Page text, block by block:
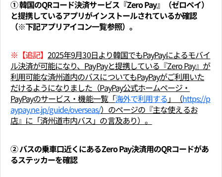
① 韓国のQRコード決済サービス『Zero Pay』（ゼロペイ）
と提携しているアプリがインストールされているか確認
（※下記アプリアイコン一覧参照）。
※【追記】2025年9月30日より韓国でもPayPayによるモバイ
ル決済が可能になり、PayPayと提携している『Zero Pay』が
利用可能な済州道内のバスについてもPayPayがご利用いた
だけるようになりました（PayPay公式ホームページ・
PayPayのサービス・機能一覧「海外で利用する 」（https://p
aypay.ne.jp/guide/overseas/）のページの『主な使えるお
店』に「済州道市内バス」の言及あり）。
② バスの乗車口近くにあるZero Pay決済用のQRコードがあ
るステッカーを確認